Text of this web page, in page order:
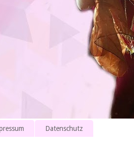
Datenschutz